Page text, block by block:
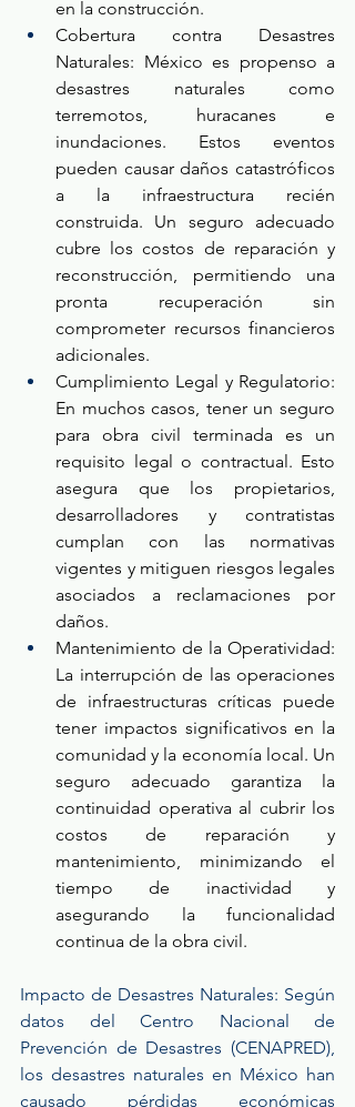
en la construcción.
Cobertura contra Desastres
Naturales: México es propenso a
desastres naturales como
terremotos, huracanes e
inundaciones. Estos eventos
pueden causar daños catastróficos
a la infraestructura recién
construida. Un seguro adecuado
cubre los costos de reparación y
reconstrucción, permitiendo una
pronta recuperación sin
comprometer recursos financieros
adicionales.
Cumplimiento Legal y Regulatorio:
En muchos casos, tener un seguro
para obra civil terminada es un
requisito legal o contractual. Esto
asegura que los propietarios,
desarrolladores y contratistas
cumplan con las normativas
vigentes y mitiguen riesgos legales
asociados a reclamaciones por
daños.
Mantenimiento de la Operatividad:
La interrupción de las operaciones
de infraestructuras críticas puede
tener impactos significativos en la
comunidad y la economía local. Un
seguro adecuado garantiza la
continuidad operativa al cubrir los
costos de reparación y
mantenimiento, minimizando el
tiempo de inactividad y
asegurando la funcionalidad
continua de la obra civil.
Impacto de Desastres Naturales: Según
datos del Centro Nacional de
Prevención de Desastres (CENAPRED),
los desastres naturales en México han
causado pérdidas económicas